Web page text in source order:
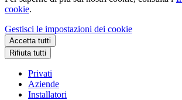
cookie.
Gestisci le impostazioni dei cookie
Accetta tutti
Rifiuta tutti
Privati
Aziende
Installatori